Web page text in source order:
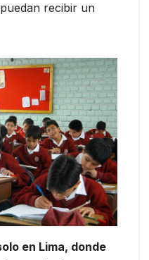
recibir un
en Lima, donde